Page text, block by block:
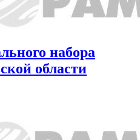
набора
области